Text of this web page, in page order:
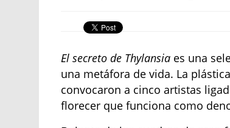
El secreto de Thylansia es una
una metáfora de vida. La
convocaron a cinco artistas
florecer que funciona como